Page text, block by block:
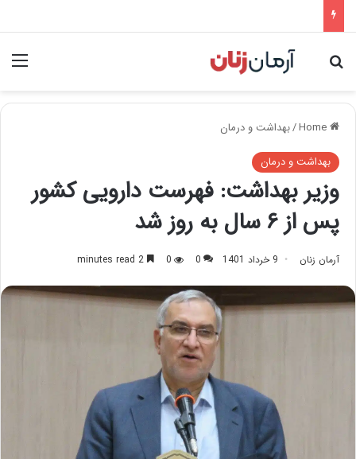
Search for
/بهداشت و درمان
بهداشت و درمان
وزیر بهداشت: فهرست دارویی کشور
پس از ۶ سال به روز شد
آرمان زنان 9 خرداد 1401 0
0